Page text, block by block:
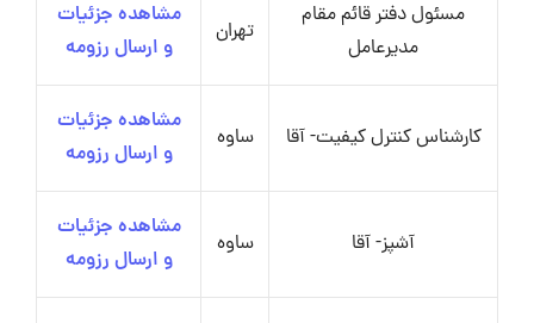
مسئول دفتر قائم مقام
مدیرعامل
تهران
مشاهده جزئیات
و ارسال رزومه
کارشناس کنترل کیفیت- آقا ساوه
مشاهده جزئیات
و ارسال رزومه
آشپز- آقا ساوه
مشاهده جزئیات
و ارسال رزومه